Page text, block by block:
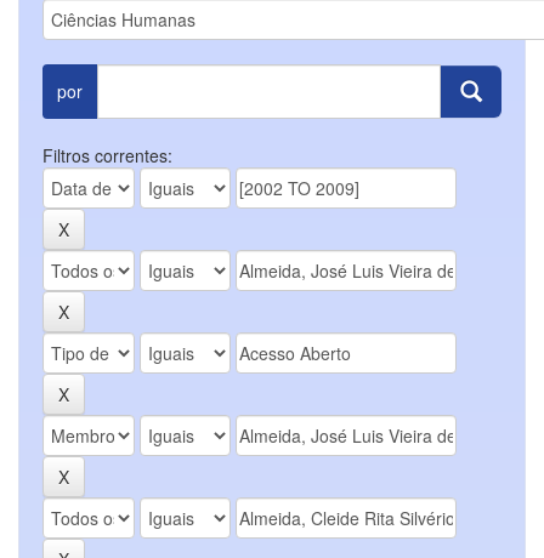
por
Filtros correntes: